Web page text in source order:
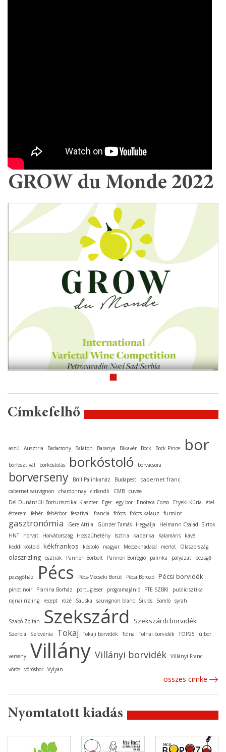
GROW du Monde 2022
Címkefelhő
aszú Ausztria Badacsony Balaton Baranya Bikavér Bock Bock Pince bor
borfesztivál borkóstolás borkóstoló borvacsora
borverseny Brill Pálinkaház Budapest cabernet franc
cabernet sauvignon chardonnay cirfandli CMB cuvée
Dél-Dunántúli Borturisztikai Klaszter
Eger egy bor Enoteca Corso Etyeki Kúria
étel
étterem
fehér fehérbor fesztivál francia fröccs fröccs-kalauz furmint
gasztronómia Gere Attila Günzer Tamás Hegyalja
Heimann Családi Birtok
HNT
horvát Horvátország Hosszúhetény Isztria kadarka Kalamáris
kávé
keddi kóstoló kékfrankos kóstoló magyar Mecseknádasd merlot Olaszország
olaszrizling osztrák Pannon Borbolt Pannon Borrégió pálinka pályázat pezsgő
pezsgőház Pécs Pécs-Mecseki Borút Pécsi Borozó Pécsi borvidék
pinot noir Planina Borház portugieser programajánló PTE SZBKI
publicisztika
rajnai rizling
recept rozé Sauska sauvignon blanc Siklós Somló syrah
Szabó Zoltán Szekszárd Szekszárdi borvidék
Szerbia Szlovénia Tokaj Tokaji borvidék Tolna Tolnai borvidék TOP25 újbor
verseny Villány Villányi borvidék Villányi Franc
vörös vörösbor Vylyan
összes cimke
Nyomtatott kiadás